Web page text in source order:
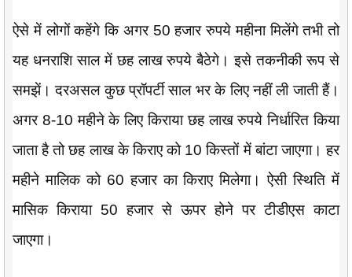
ऐसे में लोगों कहेंगे कि अगर 50 हजार रुपये महीना मिलेंगे तभी तो
यह धनराशि साल में छह लाख रुपये बैठेगे। इसे तकनीकी रूप से
समझें। दरअसल कुछ प्रॉपर्टी साल भर के लिए नहीं ली जाती हैं।
अगर 8-10 महीने के लिए किराया छह लाख रुपये निर्धारित किया
जाता है तो छह लाख के किराए को 10 किस्तों में बांटा जाएगा। हर
महीने मालिक को 60 हजार का किराए मिलेगा। ऐसी स्थिति में
मासिक किराया 50 हजार से ऊपर होने पर टीडीएस काटा
जाएगा।